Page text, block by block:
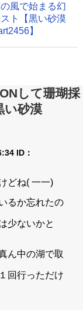
風で始まる幻
ト【黒い砂漠
】
して珊瑚採
い砂漠
ID：
どね( 一一)
るか忘れたの
少ないかと
ん中の湖で取
回行っただけ